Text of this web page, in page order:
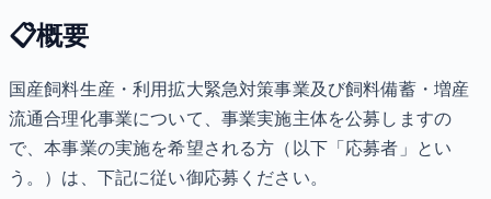
📋概要
国産飼料生産・利用拡大緊急対策事業及び飼料備蓄・増産
流通合理化事業について、事業実施主体を公募しますの
で、本事業の実施を希望される方（以下「応募者」とい
う。）は、下記に従い御応募ください。